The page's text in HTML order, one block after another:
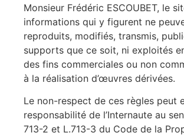
Monsieur Frédéric ESCOUBET, le
informations qui y figurent ne
reproduits, modifiés, transmis,
supports que ce soit, ni exploités
des fins commerciales ou non
à la réalisation d’œuvres dérivées.
Le non-respect de ces règles peut
responsabilité de l’Internaute au
713-2 et L.713-3 du Code de la